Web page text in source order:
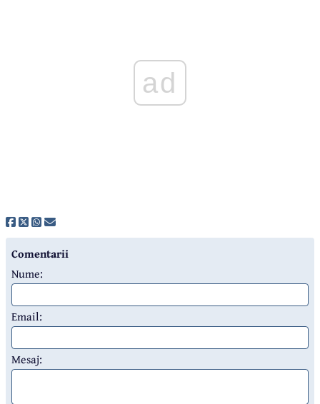
ad
Comentarii
Nume:
Email:
Mesaj: